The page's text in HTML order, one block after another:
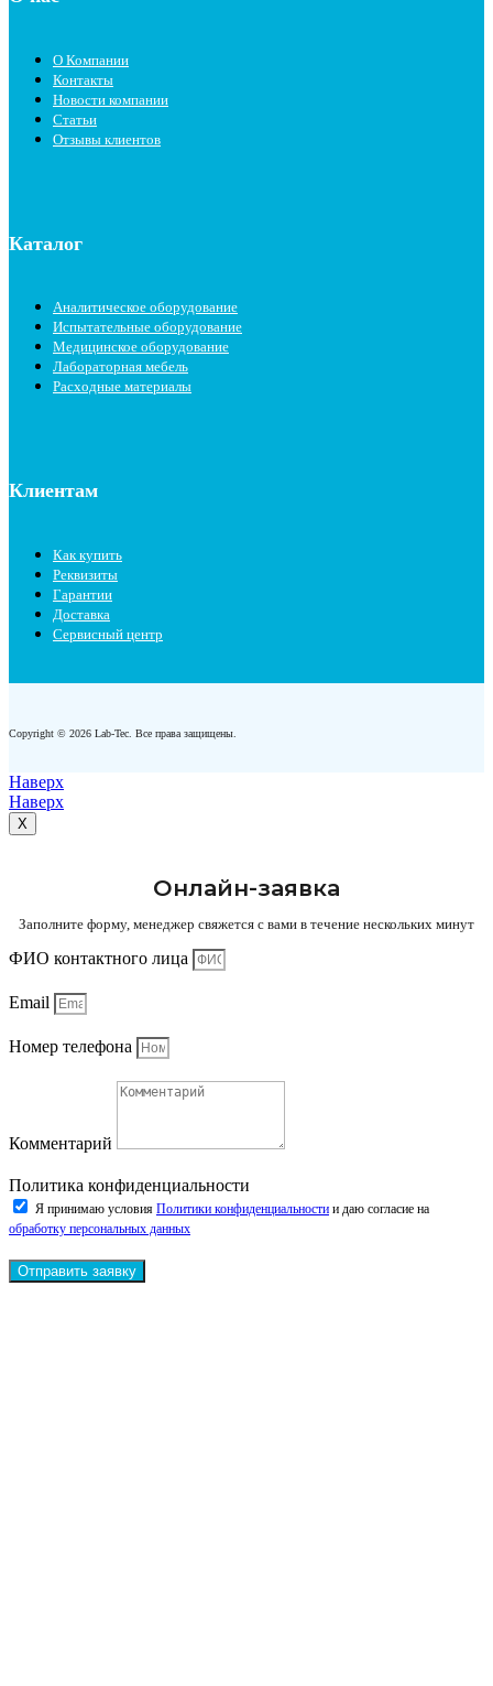
О Компании
Контакты
Новости компании
Статьи
Отзывы клиентов
Каталог
Аналитическое оборудование
Испытательные оборудование
Медицинское оборудование
Лабораторная мебель
Расходные материалы
Клиентам
Как купить
Реквизиты
Гарантии
Доставка
Сервисный центр
Copyright © 2026 Lab-Tec. Все права защищены.
Наверх
Наверх
X
Онлайн-заявка
Заполните форму, менеджер свяжется с вами в течение нескольких минут
ФИО контактного лица
Email
Номер телефона
Комментарий
Политика конфиденциальности
Я принимаю условия Политики конфиденциальности и даю согласие на
обработку персональных данных
Отправить заявку